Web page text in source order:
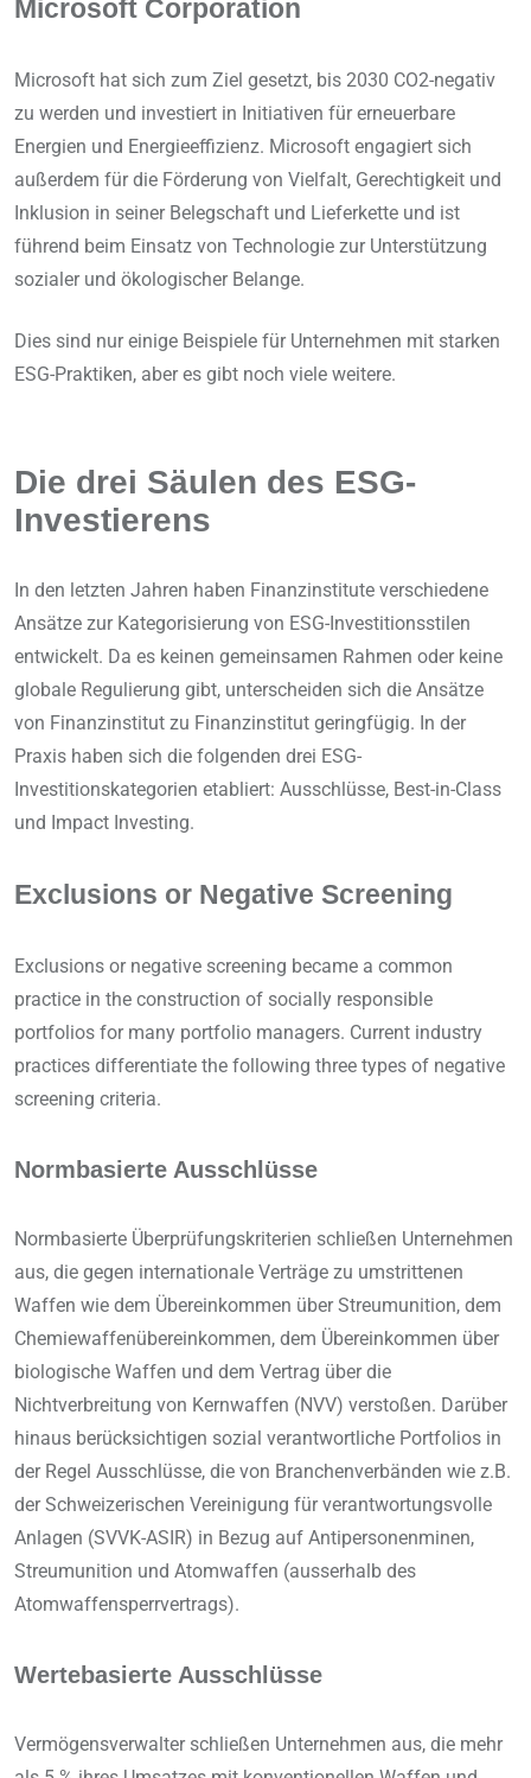
Microsoft Corporation
Microsoft hat sich zum Ziel gesetzt, bis 2030 CO2-negativ
zu werden und investiert in Initiativen für erneuerbare
Energien und Energieeffizienz. Microsoft engagiert sich
außerdem für die Förderung von Vielfalt, Gerechtigkeit und
Inklusion in seiner Belegschaft und Lieferkette und ist
führend beim Einsatz von Technologie zur Unterstützung
sozialer und ökologischer Belange.
Dies sind nur einige Beispiele für Unternehmen mit starken
ESG-Praktiken, aber es gibt noch viele weitere.
Die drei Säulen des ESG-
Investierens
In den letzten Jahren haben Finanzinstitute verschiedene
Ansätze zur Kategorisierung von ESG-Investitionsstilen
entwickelt. Da es keinen gemeinsamen Rahmen oder keine
globale Regulierung gibt, unterscheiden sich die Ansätze
von Finanzinstitut zu Finanzinstitut geringfügig. In der
Praxis haben sich die folgenden drei ESG-
Investitionskategorien etabliert: Ausschlüsse, Best-in-Class
und Impact Investing.
Exclusions or Negative Screening
Exclusions or negative screening became a common
practice in the construction of socially responsible
portfolios for many portfolio managers. Current industry
practices differentiate the following three types of negative
screening criteria.
Normbasierte Ausschlüsse
Normbasierte Überprüfungskriterien schließen Unternehmen
aus, die gegen internationale Verträge zu umstrittenen
Waffen wie dem Übereinkommen über Streumunition, dem
Chemiewaffenübereinkommen, dem Übereinkommen über
biologische Waffen und dem Vertrag über die
Nichtverbreitung von Kernwaffen (NVV) verstoßen. Darüber
hinaus berücksichtigen sozial verantwortliche Portfolios in
der Regel Ausschlüsse, die von Branchenverbänden wie z.B.
der Schweizerischen Vereinigung für verantwortungsvolle
Anlagen (SVVK-ASIR) in Bezug auf Antipersonenminen,
Streumunition und Atomwaffen (ausserhalb des
Atomwaffensperrvertrags).
Wertebasierte Ausschlüsse
Vermögensverwalter schließen Unternehmen aus, die mehr